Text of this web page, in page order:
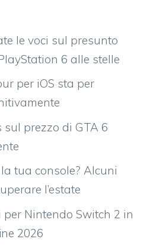
le voci sul presunto
6 alle stelle
per iOS sta per
prezzo di GTA 6
tua console? Alcuni
l’estate
per Nintendo Switch 2 in
2026